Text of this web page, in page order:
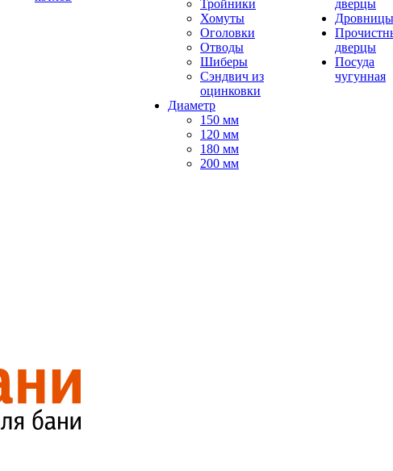
Тройники
Хомуты
Оголовки
Отводы
Шиберы
Сэндвич из
оцинковки
Диаметр
150 мм
120 мм
180 мм
200 мм
дверцы
Дровницы
дверцы
Посуда
чугунная